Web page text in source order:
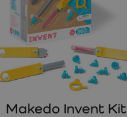
Makedo Invent Kit